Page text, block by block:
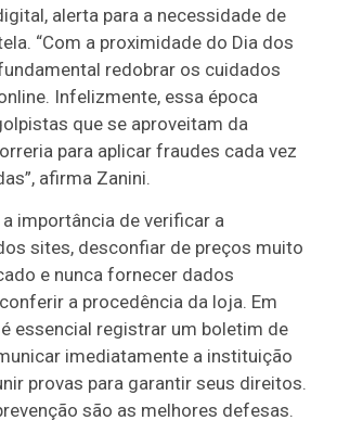
alerta para a necessidade de
“Com a proximidade do Dia dos
redobrar os cuidados
Infelizmente, essa época
que se aproveitam da
para aplicar fraudes cada vez
afirma Zanini.
importância de verificar a
sites, desconfiar de preços muito
e nunca fornecer dados
a procedência da loja. Em
essencial registrar um boletim de
imediatamente a instituição
provas para garantir seus direitos.
são as melhores defesas.